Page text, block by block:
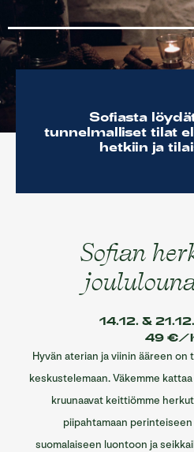
Sofian tilat
Info/Historia
Sofiasta
tunnelmalliset tilat
hetkiin ja
Sofian
14.12. &
49 €/
Hyvän aterian ja viinin ääreen on
keskustelemaan. Väkemme
kruunaavat keittiömme
piipahtamaan perinteiseen
suomalaiseen luontoon ja